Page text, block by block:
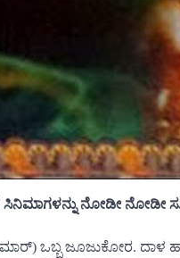
ನೋಡೀ ನೋಡೀ
ಒಬ್ಬ ಜೂಜುಕೋರ. ದಾಳ